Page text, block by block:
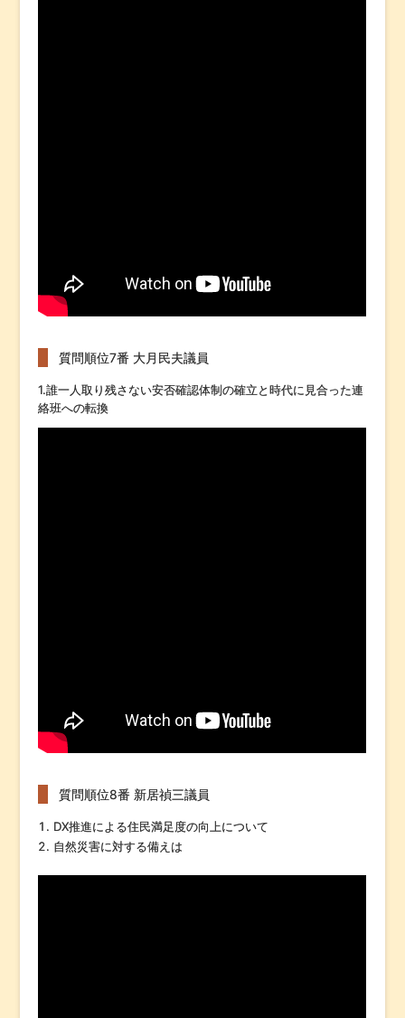
質問順位7番 大月民夫議員
1.誰一人取り残さない安否確認体制の確立と時代に見合った連
絡班への転換
質問順位8番 新居禎三議員
DX推進による住民満足度の向上について
自然災害に対する備えは